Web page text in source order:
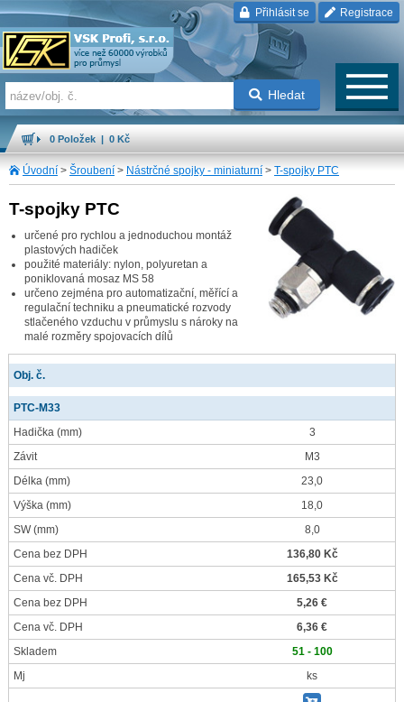
Přihlásit se Registrace
Hledat
0 Položek | 0 Kč
Úvodní > Šroubení > Nástrčné spojky - miniaturní > T-spojky PTC
T-spojky PTC
určené pro rychlou a jednoduchou montáž
plastových hadiček
použité materiály: nylon, polyuretan a
poniklovaná mosaz MS 58
určeno zejména pro automatizační, měřící a
regulační techniku a pneumatické rozvody
stlačeného vzduchu v průmyslu s nároky na
malé rozměry spojovacích dílů
Obj. č.
PTC-M33
Hadička (mm)
3
Závit
M3
Délka (mm)
23,0
Výška (mm)
18,0
SW(mm)
8,0
Cena bez DPH
136,80 Kč
Cena vč. DPH
165,53 Kč
Cena bez DPH
5,26 €
Cena vč. DPH
6,36 €
Skladem
51 - 100
Mj
ks